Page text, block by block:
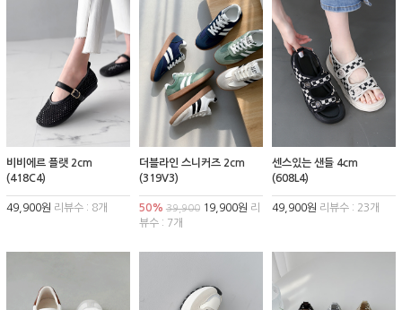
비비에르 플랫 2cm
(418C4)
49,900원 리뷰수 : 8개
더블라인 스니커즈 2cm
(319V3)
50% 39,90019,900원 리
뷰수 : 7개
센스있는 샌들 4cm
(608L4)
49,900원 리뷰수 : 23개